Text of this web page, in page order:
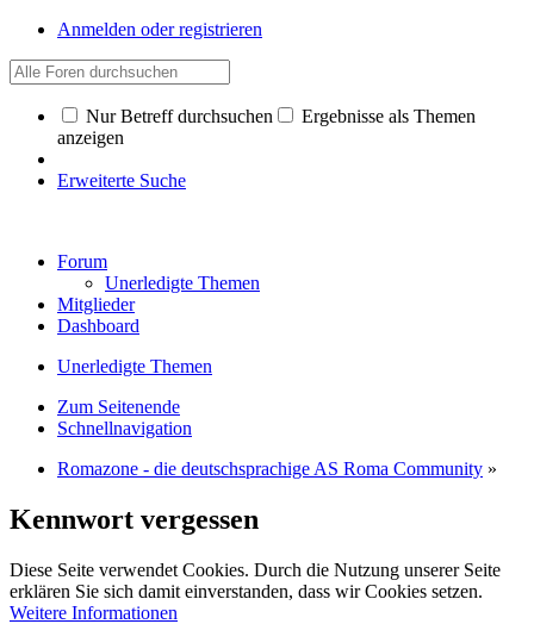
Anmelden oder registrieren
Nur Betreff durchsuchen
Ergebnisse als Themen
anzeigen
Erweiterte Suche
Forum
Unerledigte Themen
Mitglieder
Dashboard
Unerledigte Themen
Zum Seitenende
Schnellnavigation
Romazone - die deutschsprachige AS Roma Community »
Kennwort vergessen
Diese Seite verwendet Cookies. Durch die Nutzung unserer Seite
erklären Sie sich damit einverstanden, dass wir Cookies setzen.
Weitere Informationen